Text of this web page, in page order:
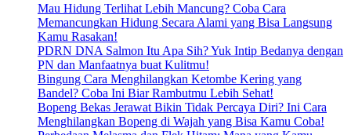
Mau Hidung Terlihat Lebih Mancung? Coba Cara
Memancungkan Hidung Secara Alami yang Bisa Langsung
Kamu Rasakan!
PDRN DNA Salmon Itu Apa Sih? Yuk Intip Bedanya dengan
PN dan Manfaatnya buat Kulitmu!
Bingung Cara Menghilangkan Ketombe Kering yang
Bandel? Coba Ini Biar Rambutmu Lebih Sehat!
Bopeng Bekas Jerawat Bikin Tidak Percaya Diri? Ini Cara
Menghilangkan Bopeng di Wajah yang Bisa Kamu Coba!